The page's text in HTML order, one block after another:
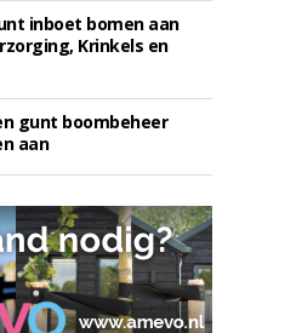
inboet bomen aan
Krinkels en
gunt boombeheer
aan